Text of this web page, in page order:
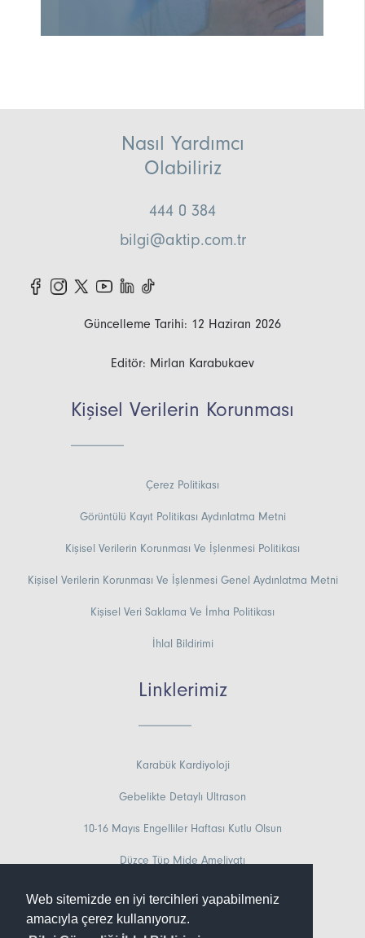
Web sitemizde en iyi tercihleri yapabilmeniz
amacıyla çerez kullanıyoruz.
Nasıl Yardımcı
Olabiliriz
444 0 384
bilgi@aktip.com.tr
Güncelleme Tarihi: 12 Haziran 2026
Editör: Mirlan Karabukaev
Kişisel Verilerin Korunması
Çerez Politikası
Görüntülü Kayıt Politikası Aydınlatma Metni
Kişisel Verilerin Korunması Ve İşlenmesi Politikası
Kişisel Verilerin Korunması Ve İşlenmesi Genel Aydınlatma Metni
Kişisel Veri Saklama Ve İmha Politikası
İhlal Bildirimi
Linklerimiz
Karabük Kardiyoloji
Gebelikte Detaylı Ultrason
10-16 Mayıs Engelliler Haftası Kutlu Olsun
Düzce Tüp Mide Ameliyatı
Sakarya Medikal Masaj
Dişte Çürük Oluşumuna Nasıl Engel Olunur?